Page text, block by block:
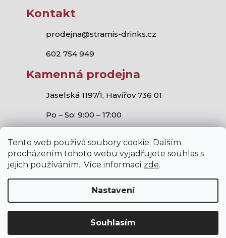
Tento web používá soubory cookie. Dalším
procházením tohoto webu vyjadřujete souhlas s
jejich používáním.. Více informací zde.
Nastavení
Souhlasím
Kontakt
prodejna@stramis-drinks.cz
602 754 949
Kamenná prodejna
Jaselská 1197/1, Havířov 736 01
Po – So: 9:00 – 17:00
Stramis.cz všechna práva vyhrazena.
Studio S!cka
V internetovém obchodě stramis.cz platí zákaz prodeje